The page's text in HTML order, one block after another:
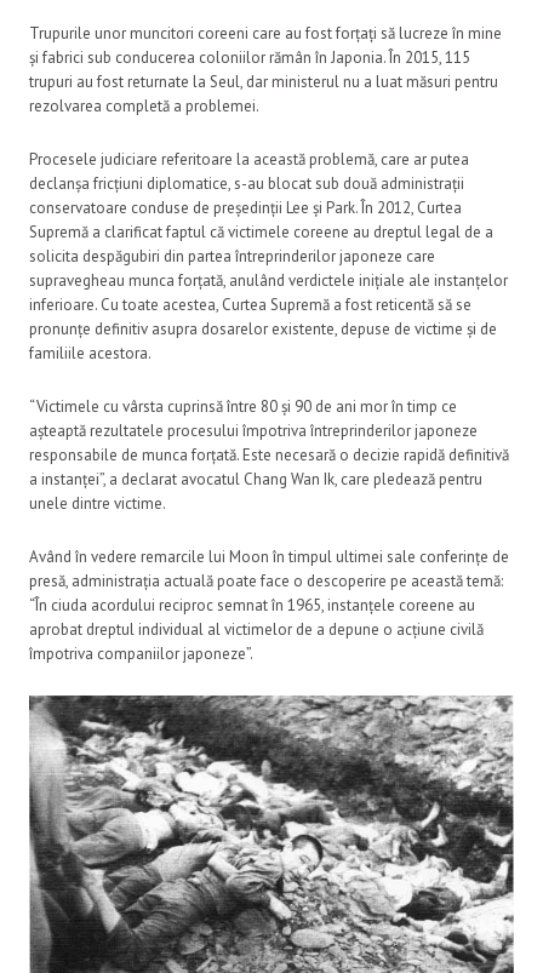
Trupurile unor muncitori coreeni care au fost forțați să lucreze în mine
și fabrici sub conducerea coloniilor rămân în Japonia. În 2015, 115
trupuri au fost returnate la Seul, dar ministerul nu a luat măsuri pentru
rezolvarea completă a problemei.
Procesele judiciare referitoare la această problemă, care ar putea
declanșa fricțiuni diplomatice, s-au blocat sub două administrații
conservatoare conduse de președinții Lee și Park. În 2012, Curtea
Supremă a clarificat faptul că victimele coreene au dreptul legal de a
solicita despăgubiri din partea întreprinderilor japoneze care
supravegheau munca forțată, anulând verdictele inițiale ale instanțelor
inferioare. Cu toate acestea, Curtea Supremă a fost reticentă să se
pronunțe definitiv asupra dosarelor existente, depuse de victime și de
familiile acestora.
“Victimele cu vârsta cuprinsă între 80 și 90 de ani mor în timp ce
așteaptă rezultatele procesului împotriva întreprinderilor japoneze
responsabile de munca forțată. Este necesară o decizie rapidă definitivă
a instanței”, a declarat avocatul Chang Wan Ik, care pledează pentru
unele dintre victime.
Având în vedere remarcile lui Moon în timpul ultimei sale conferințe de
presă, administrația actuală poate face o descoperire pe această temă:
“În ciuda acordului reciproc semnat în 1965, instanțele coreene au
aprobat dreptul individual al victimelor de a depune o acțiune civilă
împotriva companiilor japoneze”.